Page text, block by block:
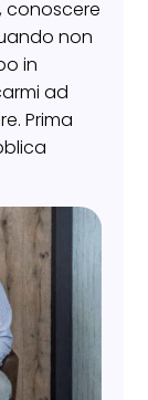
conoscere
non
in
ad
Prima